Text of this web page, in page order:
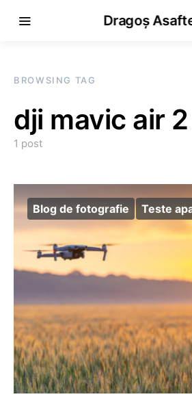
Dragoș
BROWSING TAG
dji mavic air 2
1 post
Blog de fotografie Teste